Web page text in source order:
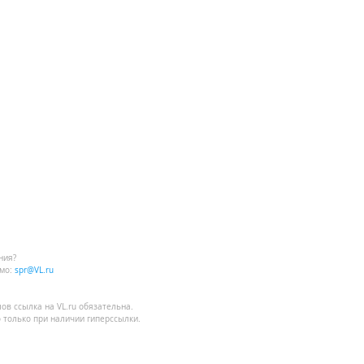
spr@VL.ru
ссылка на VL.ru обязательна.
при наличии гиперссылки.